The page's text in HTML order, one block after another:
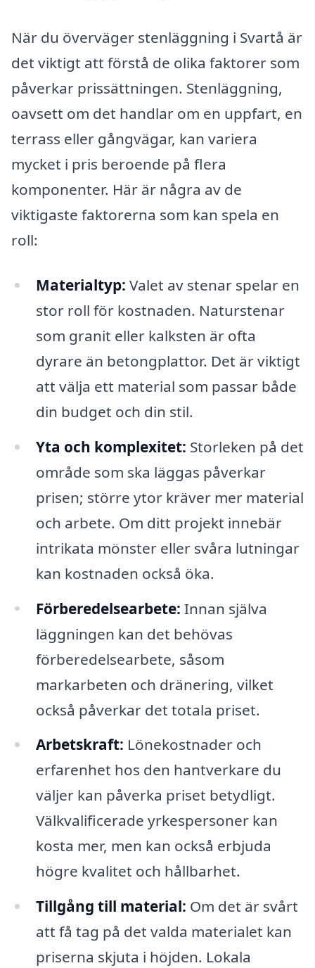
När du överväger stenläggning i Svartå är
det viktigt att förstå de olika faktorer som
påverkar prissättningen. Stenläggning,
oavsett om det handlar om en uppfart, en
terrass eller gångvägar, kan variera
mycket i pris beroende på flera
komponenter. Här är några av de
viktigaste faktorerna som kan spela en
roll:
Materialtyp: Valet av stenar spelar en
stor roll för kostnaden. Naturstenar
som granit eller kalksten är ofta
dyrare än betongplattor. Det är viktigt
att välja ett material som passar både
din budget och din stil.
Yta och komplexitet: Storleken på det
område som ska läggas påverkar
prisen; större ytor kräver mer material
och arbete. Om ditt projekt innebär
intrikata mönster eller svåra lutningar
kan kostnaden också öka.
Förberedelsearbete: Innan själva
läggningen kan det behövas
förberedelsearbete, såsom
markarbeten och dränering, vilket
också påverkar det totala priset.
Arbetskraft: Lönekostnader och
erfarenhet hos den hantverkare du
väljer kan påverka priset betydligt.
Välkvalificerade yrkespersoner kan
kosta mer, men kan också erbjuda
högre kvalitet och hållbarhet.
Tillgång till material: Om det är svårt
att få tag på det valda materialet kan
priserna skjuta i höjden. Lokala